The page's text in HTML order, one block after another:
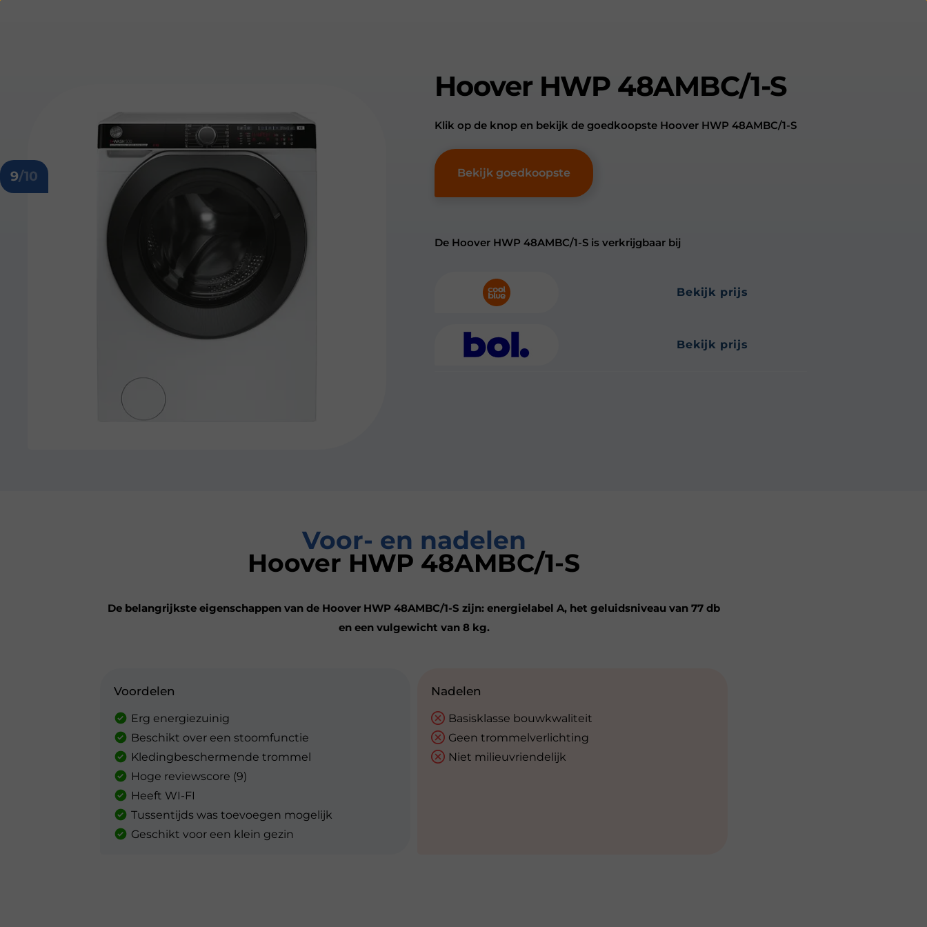
9/10
Hoover HWP 48AMBC/1-S
Klik op de knop en bekijk de goedkoopste Hoover HWP 48AMBC/1-S
Bekijk goedkoopste
De Hoover HWP 48AMBC/1-S is verkrijgbaar bij
bekijk prijs
bekijk prijs
Voor- en nadelen
Hoover HWP 48AMBC/1-S
De belangrijkste eigenschappen van de Hoover HWP 48AMBC/1-S zijn: energielabel A, het geluidsniveau van 77 db
en een vulgewicht van 8 kg.
Voordelen
Erg energiezuinig
Beschikt over een stoomfunctie
Kledingbeschermende trommel
Hoge reviewscore (9)
Heeft WI-FI
Tussentijds was toevoegen mogelijk
Geschikt voor een klein gezin
Nadelen
Basisklasse bouwkwaliteit
Geen trommelverlichting
Niet milieuvriendelijk